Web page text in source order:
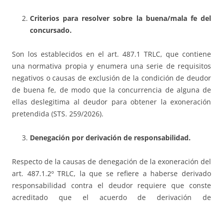
Criterios para resolver sobre la buena/mala fe del
concursado.
Son los establecidos en el art. 487.1 TRLC, que contiene
una normativa propia y enumera una serie de requisitos
negativos o causas de exclusión de la condición de deudor
de buena fe, de modo que la concurrencia de alguna de
ellas deslegitima al deudor para obtener la exoneración
pretendida (STS. 259/2026).
Denegación por derivación de responsabilidad.
Respecto de la causas de denegación de la exoneración del
art. 487.1.2º TRLC, la que se refiere a haberse derivado
responsabilidad contra el deudor requiere que conste
acreditado que el acuerdo de derivación de